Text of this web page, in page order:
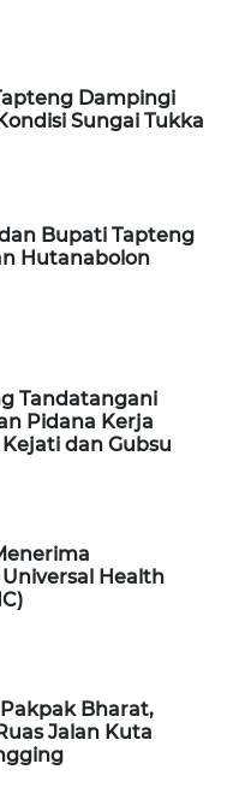
Dampingi
Sungai Tukka
Bupati Tapteng
Hutanabolon
Tandatangani
Pidana Kerja
dan Gubsu
Health
Bharat,
Jalan Kuta